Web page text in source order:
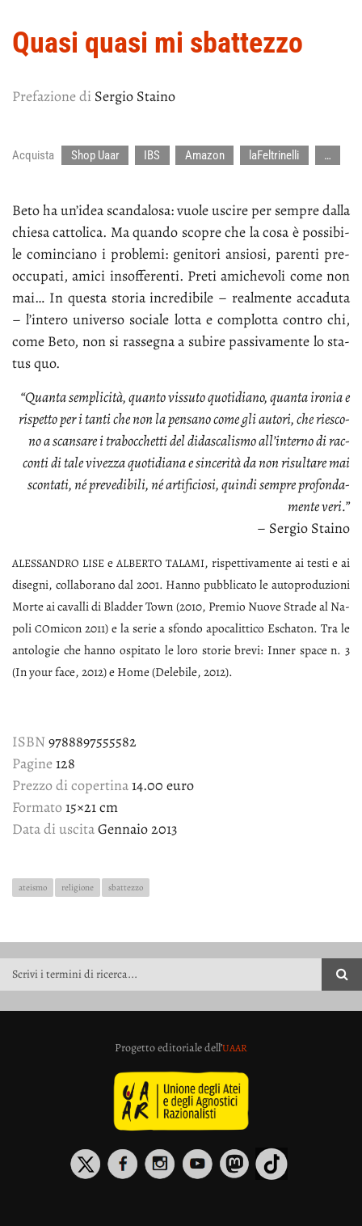
Quasi quasi mi sbattezzo
Prefazione di Sergio Staino
Acquista Shop Uaar IBS Amazon laFeltrinelli …
Be­to ha un’i­dea scan­da­lo­sa: vuo­le usci­re per sem­pre dal­la
chie­sa cat­to­li­ca. Ma quan­do sco­pre che la co­sa è pos­si­bi­
le co­min­cia­no i pro­ble­mi: ge­ni­to­ri an­sio­si, pa­ren­ti pre­
oc­cu­pa­ti, ami­ci in­sof­fe­ren­ti. Pre­ti ami­che­vo­li co­me non
mai… In que­sta sto­ria in­cre­di­bi­le – real­men­te ac­ca­du­ta
– l’in­te­ro uni­ver­so so­cia­le lot­ta e com­plot­ta con­tro chi,
co­me Be­to, non si ras­se­gna a su­bi­re pas­si­va­men­te lo sta­
tus quo.
“Quan­ta sem­pli­ci­tà, quan­to vis­su­to quo­ti­dia­no, quan­ta iro­nia e
ri­spet­to per i tan­ti che non la pen­sa­no co­me gli au­to­ri, che rie­sco­
no a scan­sa­re i tra­boc­chet­ti del di­da­sca­li­smo al­l’in­ter­no di rac­
con­ti di ta­le vi­vez­za quo­ti­dia­na e sin­ce­ri­tà da non ri­sul­ta­re mai
scon­ta­ti, né pre­ve­di­bi­li, né ar­ti­fi­cio­si, quin­di sem­pre pro­fon­da­
men­te ve­ri.”
– Ser­gio Stai­no
ALES­SAN­DRO LI­SE e AL­BER­TO TA­LA­MI, ri­spet­ti­va­men­te ai te­sti e ai
di­se­gni, col­la­bo­ra­no dal 2001. Han­no pub­bli­ca­to le au­to­pro­du­zio­ni
Mor­te ai ca­val­li di Blad­der To­wn (2010, Pre­mio Nuo­ve Stra­de al Na­
po­li COmi­con 2011) e la se­rie a sfon­do apo­ca­lit­ti­co Escha­ton. Tra le
an­to­lo­gie che han­no ospi­ta­to le lo­ro sto­rie bre­vi: In­ner spa­ce n. 3
(In your fa­ce, 2012) e Ho­me (De­le­bi­le, 2012).
ISBN 9788897555582
Pagine128
Prezzo di copertina14.00 euro
Formato15×21 cm
Data di uscitaGennaio 2013
ateismo religione sbattezzo
FORM DI RICERCA
Progetto editoriale dell’UAAR